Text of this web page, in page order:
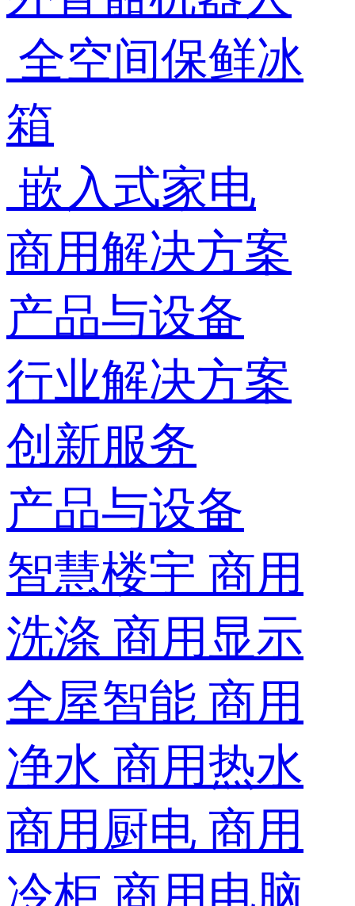
全空间保鲜冰
箱
嵌入式家电
商用解决方案
产品与设备
行业解决方案
创新服务
产品与设备
智慧楼宇 商用
洗涤 商用显示
全屋智能 商用
净水 商用热水
商用厨电 商用
冷柜 商用电脑